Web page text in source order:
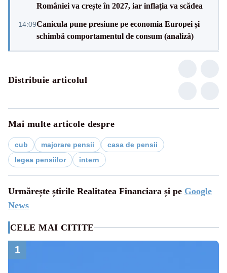
României va crește în 2027, iar inflația va scădea
14:09Canicula pune presiune pe economia Europei și
schimbă comportamentul de consum (analiză)
Distribuie articolul
Mai multe articole despre
cub majorare pensii
casa de pensii
legea pensiilor
intern
Urmărește știrile Realitatea Financiara și pe Google
News
CELE MAI CITITE
1